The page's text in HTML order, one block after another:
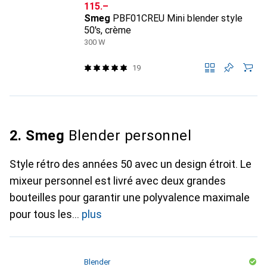
CHF
115.–
Smeg PBF01CREU Mini blender style
50's, crème
300 W
19
2. Smeg Blender personnel
Style rétro des années 50 avec un design étroit. Le
mixeur personnel est livré avec deux grandes
bouteilles pour garantir une polyvalence maximale
pour tous les
plus
Blender